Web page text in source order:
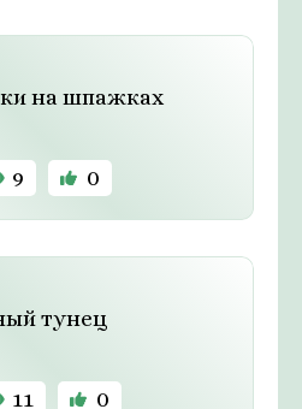
на шпажках
9 0
тунец
11 0